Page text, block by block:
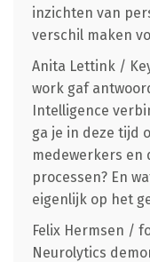
inzichten van
verschil maken
Anita Lettink /
work gaf
Intelligence
ga je in deze tijd
medewerkers en
processen? En
eigenlijk op het
Felix Hermsen /
Neurolytics